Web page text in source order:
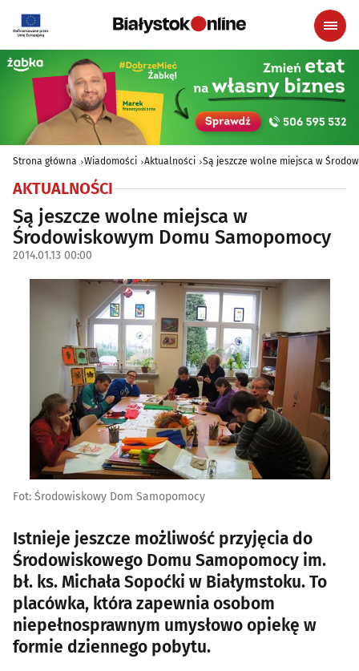
Strona główna Wiadomości Aktualności Są jeszcze wolne miejsca w
AKTUALNOŚCI
Są jeszcze wolne miejsca w
Środowiskowym Domu Samopomocy
2014.01.13 00:00
Fot: Środowiskowy Dom Samopomocy
Istnieje jeszcze możliwość przyjęcia do
Środowiskowego Domu Samopomocy im.
bł. ks. Michała Sopoćki w Białymstoku. To
placówka, która zapewnia osobom
niepełnosprawnym umysłowo opiekę w
formie dziennego pobytu.